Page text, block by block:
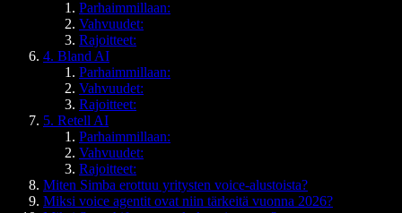
Parhaimmillaan:
Vahvuudet:
Rajoitteet:
4. Bland AI
Parhaimmillaan:
Vahvuudet:
Rajoitteet:
5. Retell AI
Parhaimmillaan:
Vahvuudet:
Rajoitteet:
Miten Simba erottuu yritysten voice-alustoista?
Miksi voice agentit ovat niin tärkeitä vuonna 2026?